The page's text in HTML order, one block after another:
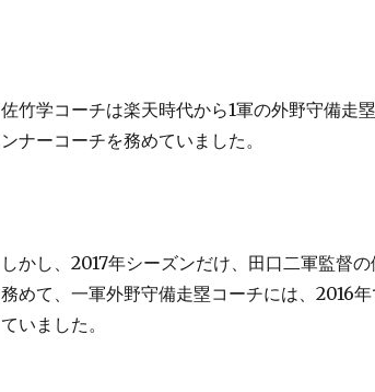
佐竹学コーチは楽天時代から1軍の外野守備走
ンナーコーチを務めていました。
しかし、2017年シーズンだけ、田口二軍監督
務めて、一軍外野守備走塁コーチには、2016
ていました。